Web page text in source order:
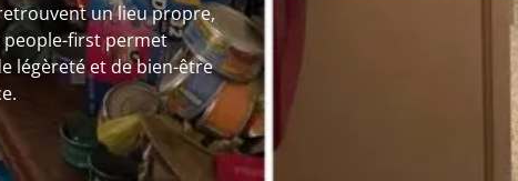
un lieu propre,
people-first permet
légèreté et de bien-être